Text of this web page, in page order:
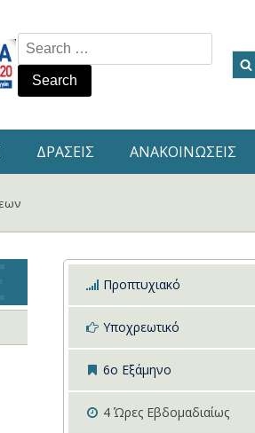
Search
for:
ΔΡΑΣΕΙΣ ΑΝΑΚΟΙΝΩΣΕΙΣ
Προπτυχιακό
Υποχρεωτικό
6ο Εξάμηνο
4Ώρες Εβδομαδιαίως